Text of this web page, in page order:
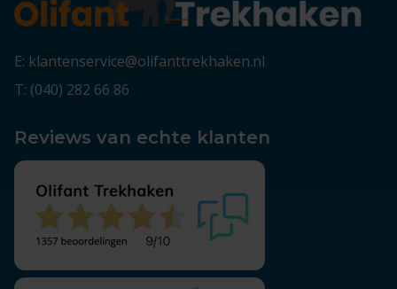
E: klantenservice@olifanttrekhaken.nl
T: (040) 282 66 86
Reviews van echte klanten